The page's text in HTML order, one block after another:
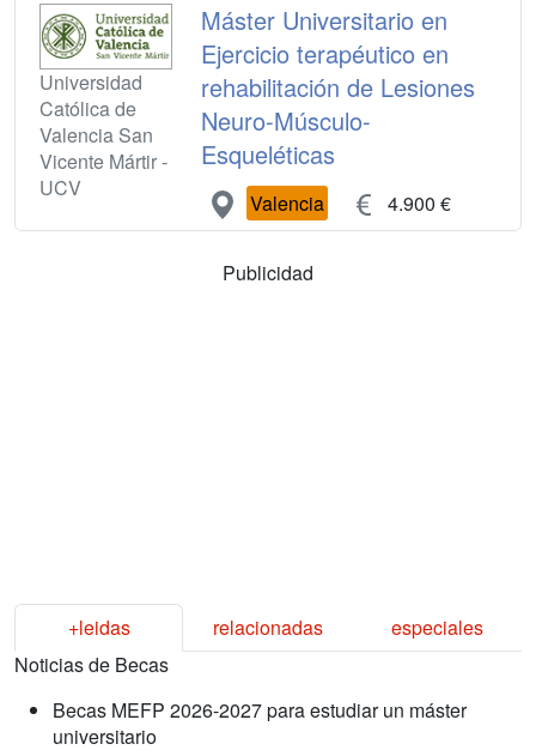
Universidad
Católica de
Valencia San
Vicente Mártir -
UCV
Máster Universitario en
Ejercicio terapéutico en
rehabilitación de Lesiones
Neuro-Músculo-
Esqueléticas
Valencia 4.900 €
Publicidad
+leidas relacionadas
especiales
Noticias de Becas
Becas MEFP 2026-2027 para estudiar un máster
universitario